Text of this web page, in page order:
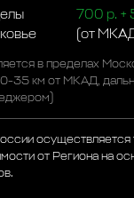
700 р. +
(от
в пределах
35 км от МКАД,
осуществляется
от Региона на